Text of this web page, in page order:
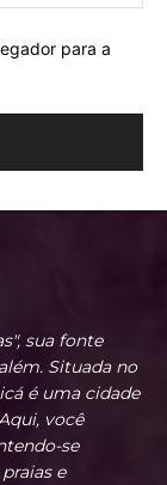
para a
sua fonte
Situada no
é uma cidade
você
se
e